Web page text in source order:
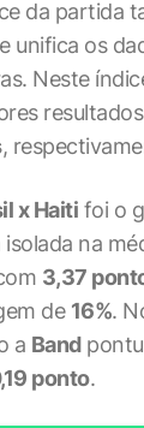
da partida
unifica os
Neste
,
x Haiti foi o
na
3,37
de 16%.
a Band
ponto.